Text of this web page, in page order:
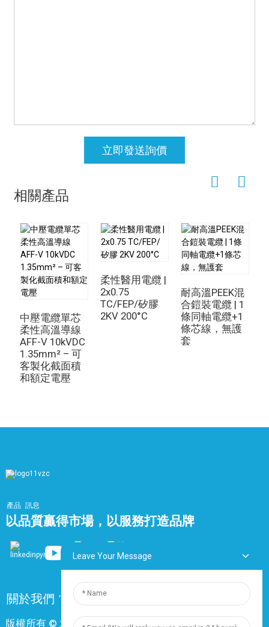
立即發送詢價
相關產品
中壓電纜單芯
柔性高溫導線
AFF-V 10kVDC
1.35mm² – 可
客製化截面積
和額定電壓
柔性醫用電纜 |
2x0.75
TC/FEP/矽膠
2KV 200°C
耐高溫PEEK混
合鎧裝電纜 | 1
條同軸電纜+1
條芯線，無護
套
產品 訊息
以品質贏得市場，以服務打造品牌
關於我們 常問問題
版權所有 © 2024 上海鼎尊電氣電纜股份有限公司。保留
Leave Your Message